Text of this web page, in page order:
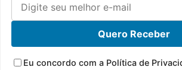
Quero Receber
Eu concordo com a Política de